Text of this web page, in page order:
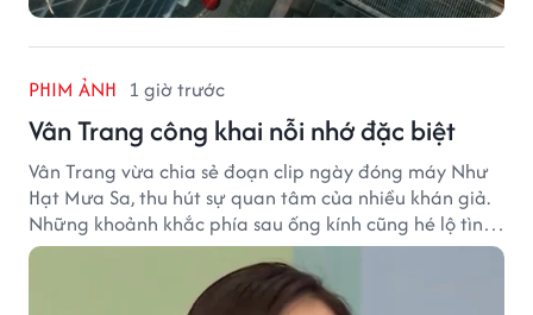
PHIM ẢNH 1 giờ trước
Vân Trang công khai nỗi nhớ đặc biệt
Vân Trang vừa chia sẻ đoạn clip ngày đóng máy Như
Hạt Mưa Sa, thu hút sự quan tâm của nhiều khán giả.
Những khoảnh khắc phía sau ống kính cũng hé lộ tình
cảm đặc biệt mà nữ diễn viên dành cho ê-kíp bộ phim.